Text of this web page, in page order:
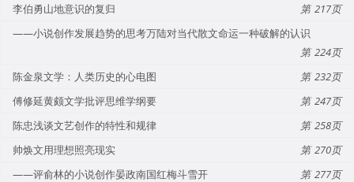
李伯勇山地意识的复归
217
——小说创作发展趋势的思考万陆对当代散文命运一种破解的认识
224
陈金泉文学：人类历史的心电图
232
傅修延黄颇文学批评思维学纲要
247
陈忠浅谈文艺创作的特性和规律
258
帅焕文用理想照亮现实
270
——评俞林的小说创作晏政南国红梅斗雪开
277